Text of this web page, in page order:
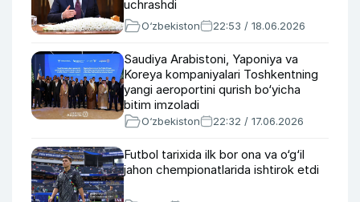
uchrashdi
O‘zbekiston 22:53 / 18.06.2026
Saudiya Arabistoni, Yaponiya va
Koreya kompaniyalari Toshkentning
yangi aeroportini qurish bo‘yicha
bitim imzoladi
O‘zbekiston 22:32 / 17.06.2026
Futbol tarixida ilk bor ona va o‘g‘il
jahon chempionatlarida ishtirok etdi